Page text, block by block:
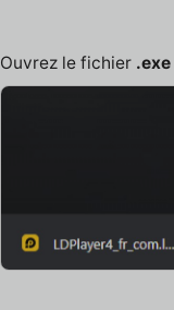
Ouvrez le fichier .exe